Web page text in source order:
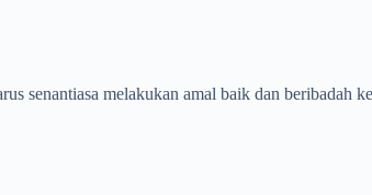
senantiasa melakukan amal baik dan beribadah